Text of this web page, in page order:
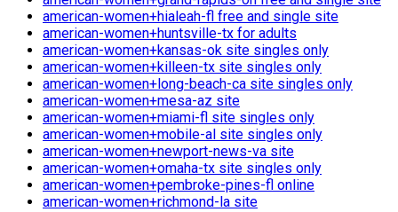
american-women+hialeah-fl free and single site
american-women+huntsville-tx for adults
american-women+kansas-ok site singles only
american-women+killeen-tx site singles only
american-women+long-beach-ca site singles only
american-women+mesa-az site
american-women+miami-fl site singles only
american-women+mobile-al site singles only
american-women+newport-news-va site
american-women+omaha-tx site singles only
american-women+pembroke-pines-fl online
american-women+richmond-la site